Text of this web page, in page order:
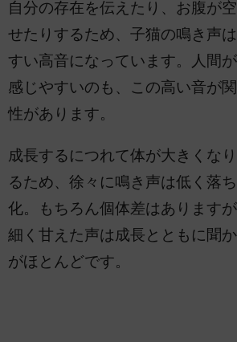
自分の存在を伝えたり、お腹が
せたりするため、子猫の鳴き声
すい高音になっています。人間
感じやすいのも、この高い音が
性があります。
成長するにつれて体が大きくな
るため、徐々に鳴き声は低く落
化。もちろん個体差はあります
細く甘えた声は成長とともに聞
がほとんどです。